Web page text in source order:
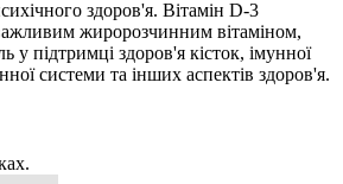
здоров'я. Вітамін D-3
жиророзчинним вітаміном,
у підтримці здоров'я кісток, імунної
системи та інших аспектів здоров'я.